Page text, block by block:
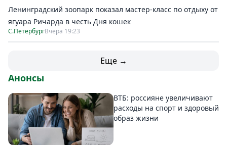
Ленинградский зоопарк показал мастер-класс по отдыху от
ягуара Ричарда в честь Дня кошек
С.ПетербургВчера 19:23
Еще →
Анонсы
ВТБ: россияне увеличивают
расходы на спорт и здоровый
образ жизни